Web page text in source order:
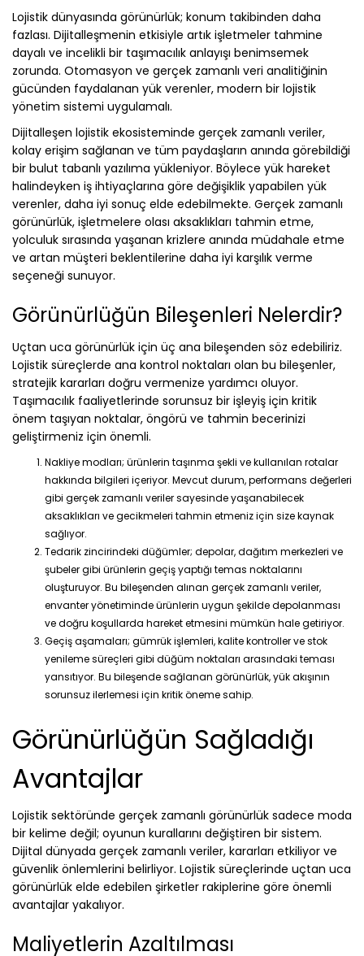
Lojistik dünyasında görünürlük; konum takibinden daha
fazlası. Dijitalleşmenin etkisiyle artık işletmeler tahmine
dayalı ve incelikli bir taşımacılık anlayışı benimsemek
zorunda. Otomasyon ve gerçek zamanlı veri analitiğinin
gücünden faydalanan yük verenler, modern bir lojistik
yönetim sistemi uygulamalı.
Dijitalleşen lojistik ekosisteminde gerçek zamanlı veriler,
kolay erişim sağlanan ve tüm paydaşların anında görebildiği
bir bulut tabanlı yazılıma yükleniyor. Böylece yük hareket
halindeyken iş ihtiyaçlarına göre değişiklik yapabilen yük
verenler, daha iyi sonuç elde edebilmekte. Gerçek zamanlı
görünürlük, işletmelere olası aksaklıkları tahmin etme,
yolculuk sırasında yaşanan krizlere anında müdahale etme
ve artan müşteri beklentilerine daha iyi karşılık verme
seçeneği sunuyor.
Görünürlüğün Bileşenleri Nelerdir?
Uçtan uca görünürlük için üç ana bileşenden söz edebiliriz.
Lojistik süreçlerde ana kontrol noktaları olan bu bileşenler,
stratejik kararları doğru vermenize yardımcı oluyor.
Taşımacılık faaliyetlerinde sorunsuz bir işleyiş için kritik
önem taşıyan noktalar, öngörü ve tahmin becerinizi
geliştirmeniz için önemli.
Nakliye modları; ürünlerin taşınma şekli ve kullanılan rotalar
hakkında bilgileri içeriyor. Mevcut durum, performans değerleri
gibi gerçek zamanlı veriler sayesinde yaşanabilecek
aksaklıkları ve gecikmeleri tahmin etmeniz için size kaynak
sağlıyor.
Tedarik zincirindeki düğümler; depolar, dağıtım merkezleri ve
şubeler gibi ürünlerin geçiş yaptığı temas noktalarını
oluşturuyor. Bu bileşenden alınan gerçek zamanlı veriler,
envanter yönetiminde ürünlerin uygun şekilde depolanması
ve doğru koşullarda hareket etmesini mümkün hale getiriyor.
Geçiş aşamaları; gümrük işlemleri, kalite kontroller ve stok
yenileme süreçleri gibi düğüm noktaları arasındaki teması
yansıtıyor. Bu bileşende sağlanan görünürlük, yük akışının
sorunsuz ilerlemesi için kritik öneme sahip.
Görünürlüğün Sağladığı
Avantajlar
Lojistik sektöründe gerçek zamanlı görünürlük sadece moda
bir kelime değil; oyunun kurallarını değiştiren bir sistem.
Dijital dünyada gerçek zamanlı veriler, kararları etkiliyor ve
güvenlik önlemlerini belirliyor. Lojistik süreçlerinde uçtan uca
görünürlük elde edebilen şirketler rakiplerine göre önemli
avantajlar yakalıyor.
Maliyetlerin Azaltılması